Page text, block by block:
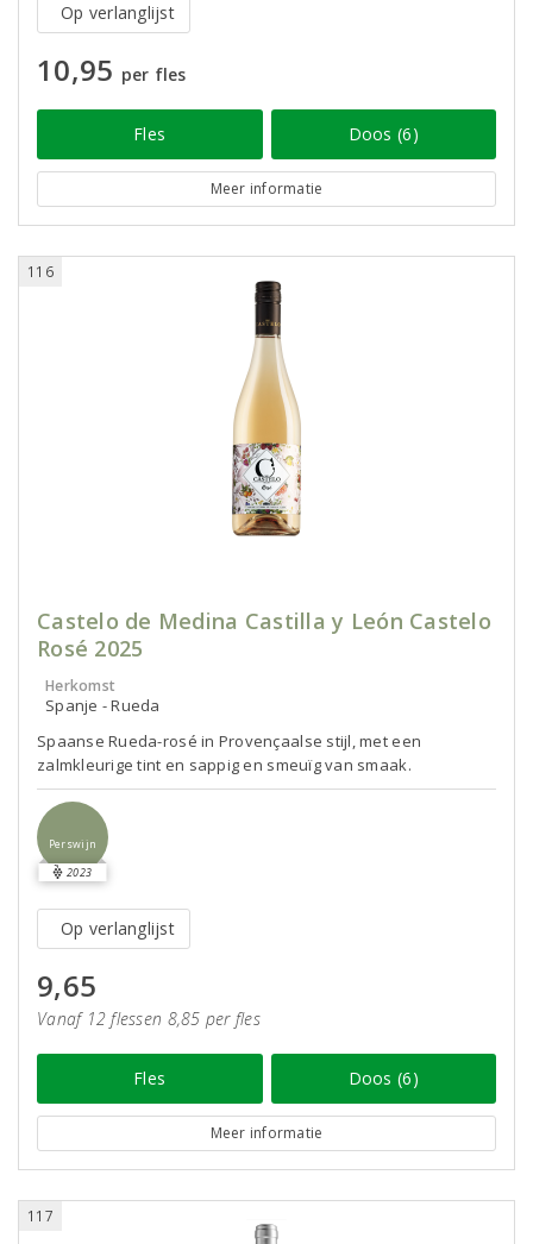
Op verlanglijst
10,95 per fles
Fles Doos (6)
Meer informatie
116
Castelo de Medina Castilla y León Castelo
Rosé 2025
Herkomst
Spanje - Rueda
Spaanse Rueda-rosé in Provençaalse stijl, met een
zalmkleurige tint en sappig en smeuïg van smaak.
Perswijn
2023
Op verlanglijst
9,65
Vanaf 12 flessen 8,85 per fles
Fles Doos (6)
Meer informatie
117